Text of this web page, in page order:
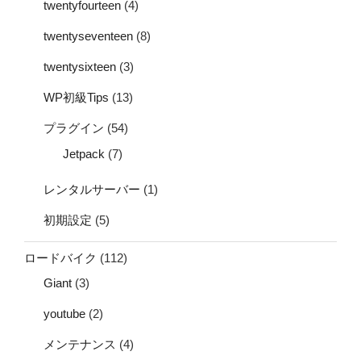
twentyfourteen (4)
twentyseventeen (8)
twentysixteen (3)
WP初級Tips (13)
プラグイン (54)
Jetpack (7)
レンタルサーバー (1)
初期設定 (5)
ロードバイク (112)
Giant (3)
youtube (2)
メンテナンス (4)